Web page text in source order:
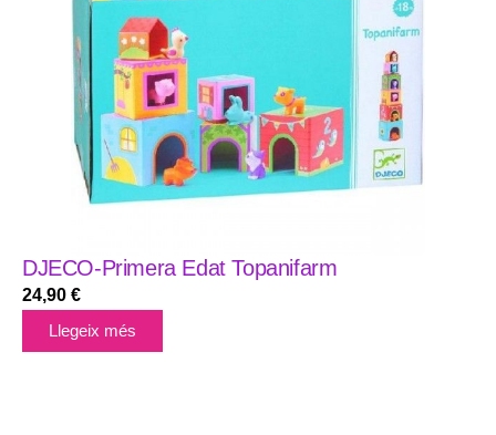
DJECO-Primera Edat Topanifarm
24,90 €
Llegeix més